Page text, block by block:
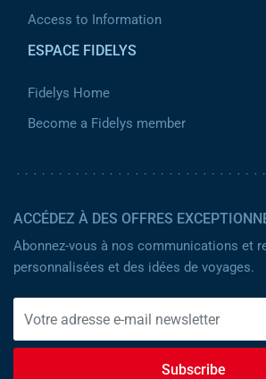
Access to Information
ESPACE FIDELYS
Fidelys Home
Become a Fidelys member
ACCÉDEZ À DES OFFRES
Abonnez-vous à nos communications et
personnalisées et des idées de voyages.
Subscribe